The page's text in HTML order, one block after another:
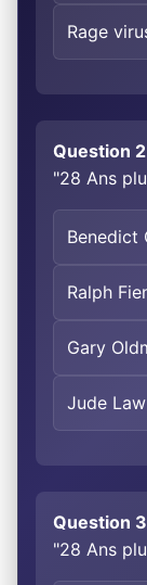
Rage
Question
"28 Ans
Benedict
Ralph
Gary
Jude Law
Question
"28 Ans